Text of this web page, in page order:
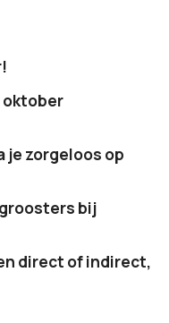
oktober
je zorgeloos op
bij
direct of indirect,